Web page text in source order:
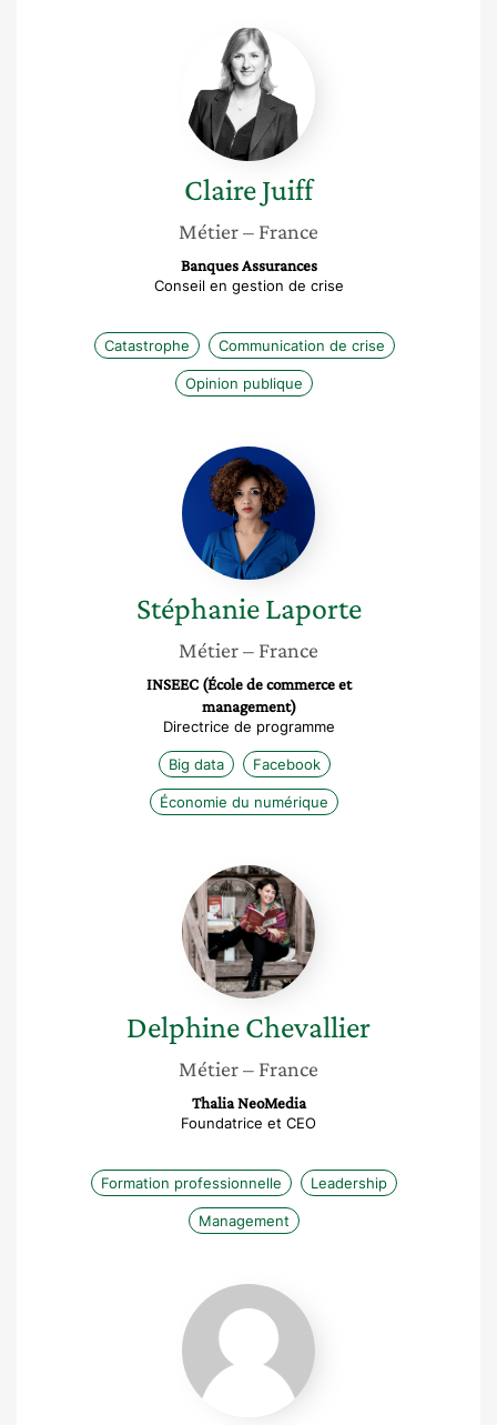
Claire
Juiff
ClaireJuiff
Métier– France
Banques Assurances
Conseil en gestion de crise
Catastrophe Communication de crise
Opinion publique
Stéphanie
Laporte
Stéphanie Laporte
Métier– France
INSEEC (École de commerce et
management)
Directrice de programme
Big data Facebook
Économie du numérique
Delphine
Chevallier
DelphineChevallier
Métier– France
Thalia NeoMedia
Foundatrice et CEO
Formation professionnelle Leadership
Management
Hélène
Lebon